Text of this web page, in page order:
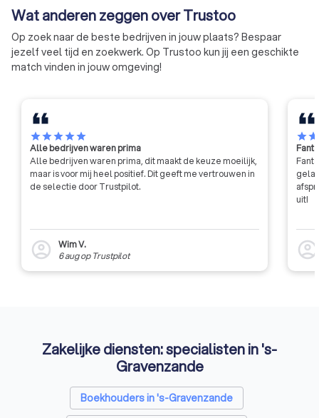
gedragscode van de NGRW. Dit
betekent dat ze niet zomaar hun
eigen gang kunnen gaan, maar
moeten voldoen aan strenge
eisen qua integriteit en
Wat anderen zeggen over Trustoo
Op zoek naar de beste bedrijven in jouw plaats? Bespaar
jezelf veel tijd en zoekwerk. Op Trustoo kun jij een geschikte
match vinden in jouw omgeving!
starstarstarstarstar
Alle bedrijven waren prima
Alle bedrijven waren prima, dit maakt de keuze moeilijk,
maar is voor mij heel positief. Dit geeft me vertrouwen in
de selectie door Trustpilot.
account_circle
Wim V.
6 augop Trustpilot
starstar
uit!
account_circle
Zakelijke diensten: specialisten in 's-
Gravenzande
Boekhouders in 's-Gravenzande